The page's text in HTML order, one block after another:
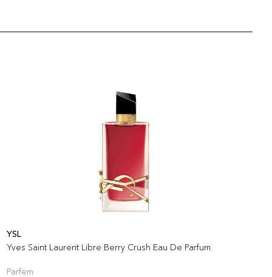
YSL
Yves Saint Laurent Libre Berry Crush Eau De Parfum
Parfem